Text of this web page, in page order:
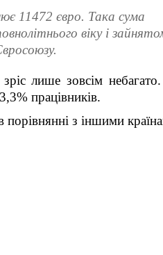
11472 євро. Така сума
віку і
зріс лише зовсім
працівників.
порівнянні з іншими